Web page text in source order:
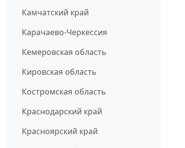
Камчатский край
Карачаево-Черкессия
Кемеровская область
Кировская область
Костромская область
Краснодарский край
Красноярский край